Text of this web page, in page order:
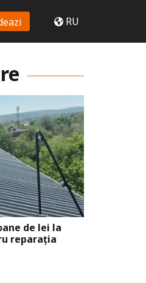
RU
de lei la
reparația